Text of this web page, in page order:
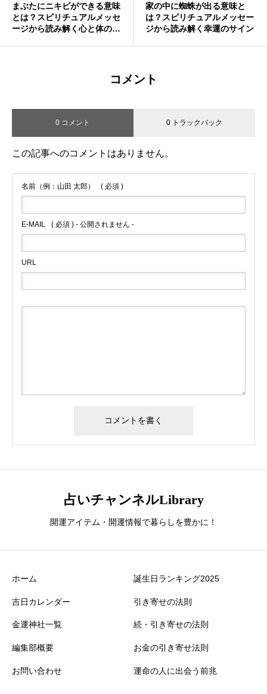
まぶたにニキビができる意味
とは？スピリチュアルメッセ
ージから読み解く心と体のサ
家の中に蜘蛛が出る意味と
は？スピリチュアルメッセー
ジから読み解く幸運のサイン
コメント
0 コメント 0 トラックバック
この記事へのコメントはありません。
名前（例：山田 太郎） ( 必須 )
E-MAIL ( 必須 ) - 公開されません -
URL
占いチャンネルLibrary
開運アイテム・開運情報で暮らしを豊かに！
ホーム
吉日カレンダー
金運神社一覧
編集部概要
お問い合わせ
誕生日ランキング2025
引き寄せの法則
続・引き寄せの法則
お金の引き寄せ法則
運命の人に出会う前兆